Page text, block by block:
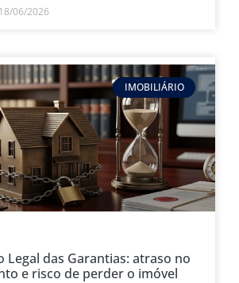
18/06/2026
IMOBILIÁRIO
Legal das Garantias: atraso no
e risco de perder o imóvel